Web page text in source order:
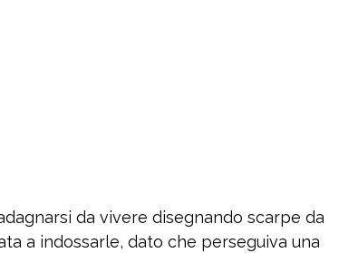
da vivere disegnando scarpe da
a indossarle, dato che perseguiva una